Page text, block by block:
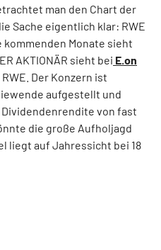
man den Chart der
Sache eigentlich klar: RWE
Monate sieht
AKTIONÄR sieht bei E.on
Der Konzern ist
aufgestellt und
von fast
die große Aufholjagd
liegt auf Jahressicht bei 18